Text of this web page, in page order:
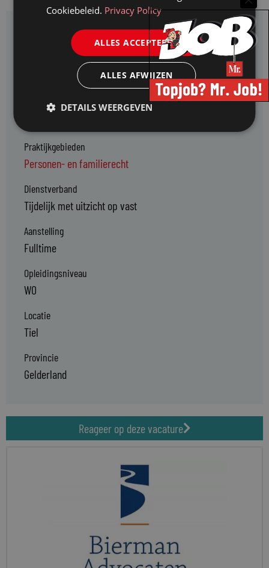
Vacaturekenmerken
Functie type
Praktijkgebieden
Personen- en familierecht
Dienstverband
Tijdelijk met uitzicht op vast
Aanstelling
Fulltime
Opleidingsniveau
WO
Locatie
Tiel
Provincie
Gelderland
Reageer op deze vacature
Cookiebeleid. Privacy Policy
ALLES ACCEPTEREN
ALLES AFWIJZEN
DETAILS WEERGEVEN